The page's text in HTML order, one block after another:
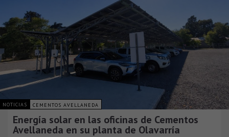
NOTICIAS CEMENTOS AVELLANEDA
Energía solar en las oficinas de Cementos
Avellaneda en su planta de Olavarría